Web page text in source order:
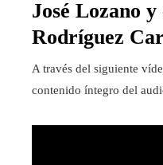
José Lozano
Rodríguez
A través del siguiente
contenido íntegro del